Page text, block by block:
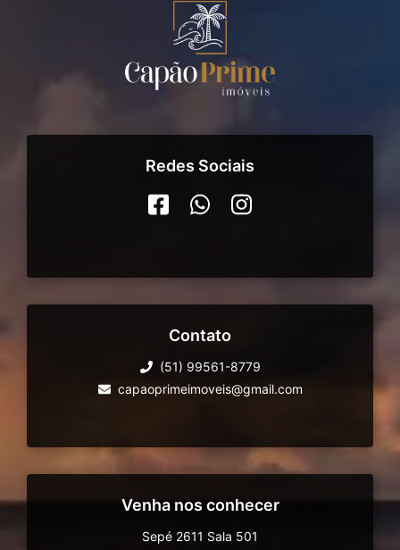
Redes Sociais
Contato
(51) 99561-8779
capaoprimeimoveis@gmail.com
Venha nos conhecer
Sepé 2611 Sala 501